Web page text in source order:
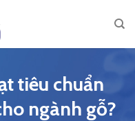
tiêu chuẩn
ngành gỗ?